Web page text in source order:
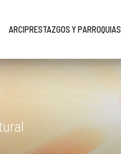
ARCIPRESTAZGOS Y PARROQUIAS